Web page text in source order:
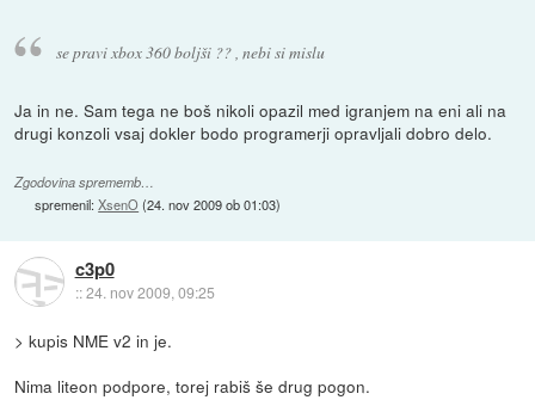
se pravi xbox 360 boljši ?? , nebi si mislu
Ja in ne. Sam tega ne boš nikoli opazil med igranjem na eni ali na
drugi konzoli vsaj dokler bodo programerji opravljali dobro delo.
Zgodovina sprememb…
spremenil:XsenO(24. nov 2009 ob 01:03)
c3p0
::24. nov 2009, 09:25
> kupis NME v2 in je.
Nima liteon podpore, torej rabiš še drug pogon.